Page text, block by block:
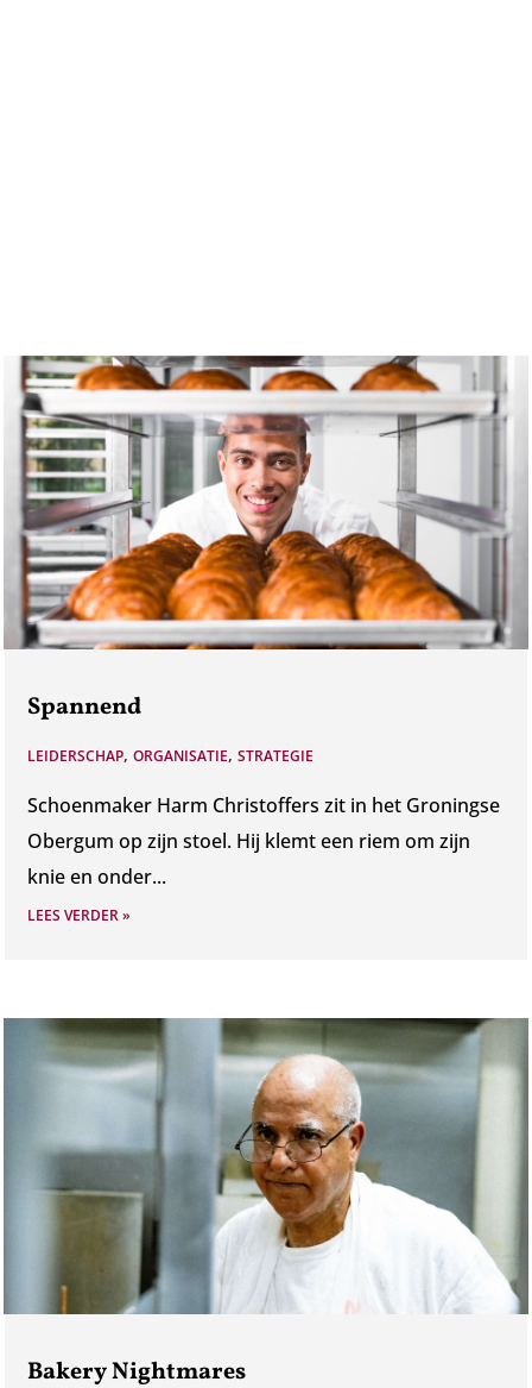
Spannend
LEIDERSCHAP,ORGANISATIE,STRATEGIE
Schoenmaker Harm Christoffers zit in het Groningse
Obergum op zijn stoel. Hij klemt een riem om zijn
knie en onder...
LEES VERDER »
Bakery Nightmares